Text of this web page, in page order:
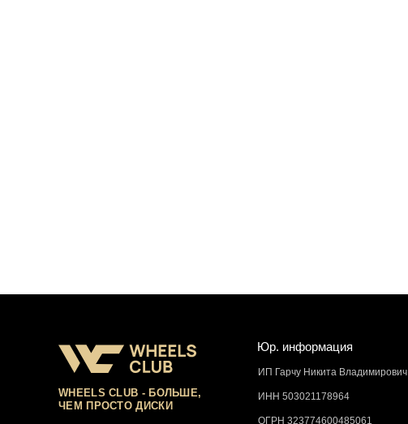
WHEELS CLUB - БОЛЬШЕ,
ЧЕМ ПРОСТО ДИСКИ
Юр. информация
ИП Гарчу Никита Владимирович
ИНН 503021178964
ОГРН 323774600485061